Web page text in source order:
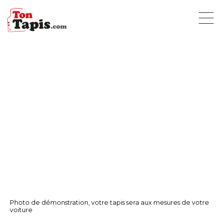
Photo de démonstration, votre tapis sera aux mesures de votre
voiture